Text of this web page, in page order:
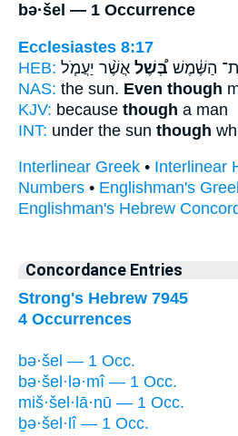
bə·šel — 1 Occurrence
Ecclesiastes 8:17
HEB:
הַשֶּׁ֔מֶשׁבְּ֠שֶׁל אֲשֶׁ֨ר יַעֲמֹ֧ל
NAS: the sun. Even though
KJV: because though a man
INT: under the sun though
Interlinear Greek • Interlinear
Numbers • Englishman's
Englishman's Hebrew
Concordance Entries
Strong's Hebrew 7945
4 Occurrences
bə·šel — 1 Occ.
bə·šel·lə·mî — 1 Occ.
miš·šel·lā·nū — 1 Occ.
ḇə·šel·lî — 1 Occ.